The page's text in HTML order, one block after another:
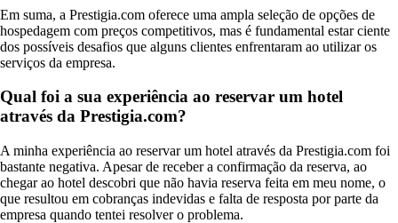
Em suma, a Prestigia.com oferece uma ampla seleção de opções de
hospedagem com preços competitivos, mas é fundamental estar ciente
dos possíveis desafios que alguns clientes enfrentaram ao utilizar os
serviços da empresa.
Qual foi a sua experiência ao reservar um hotel
através da Prestigia.com?
A minha experiência ao reservar um hotel através da Prestigia.com foi
bastante negativa. Apesar de receber a confirmação da reserva, ao
chegar ao hotel descobri que não havia reserva feita em meu nome, o
que resultou em cobranças indevidas e falta de resposta por parte da
empresa quando tentei resolver o problema.